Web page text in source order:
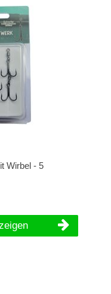
Wirbel - 5